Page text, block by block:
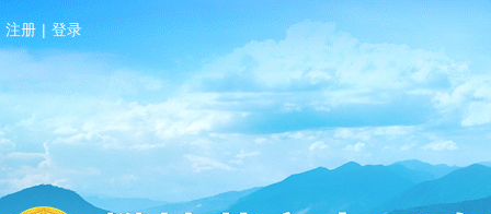
注册 | 登录